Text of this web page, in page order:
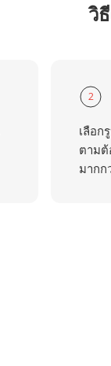
วิ
2
เลือ
ตามต้
มากก